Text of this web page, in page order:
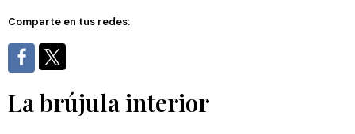
Comparte en tus redes:
La brújula interior